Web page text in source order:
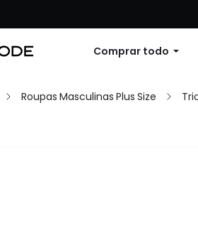
Comprar todo
Roupas Masculinas Plus Size